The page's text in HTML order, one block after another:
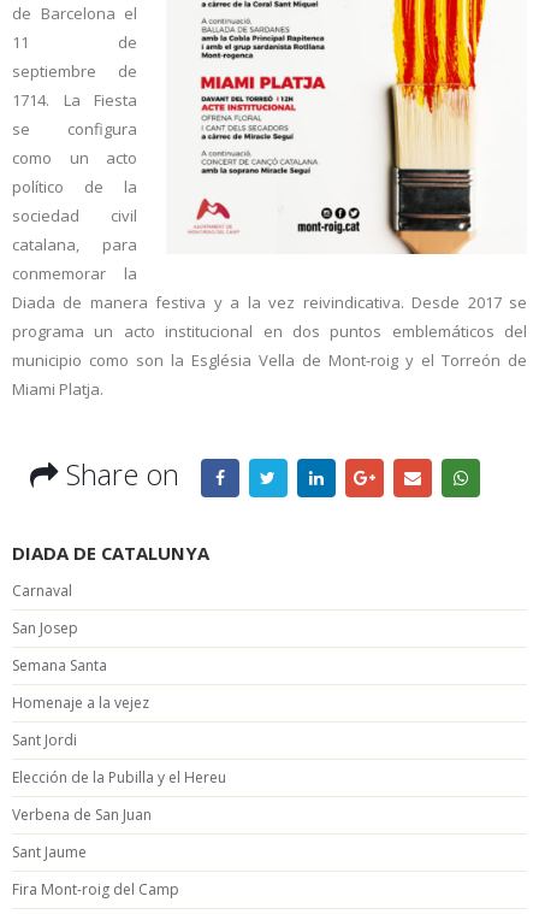
de Barcelona el
11 de
septiembre de
1714. La Fiesta
se configura
como un acto
político de la
sociedad civil
catalana, para
conmemorar la
Diada de manera festiva y a la vez reivindicativa. Desde 2017 se
programa un acto institucional en dos puntos emblemáticos del
municipio como son la Església Vella de Mont-roig y el Torreón de
Miami Platja.
Share on
DIADA DE CATALUNYA
Carnaval
San Josep
Semana Santa
Homenaje a la vejez
Sant Jordi
Elección de la Pubilla y el Hereu
Verbena de San Juan
Sant Jaume
Fira Mont-roig del Camp